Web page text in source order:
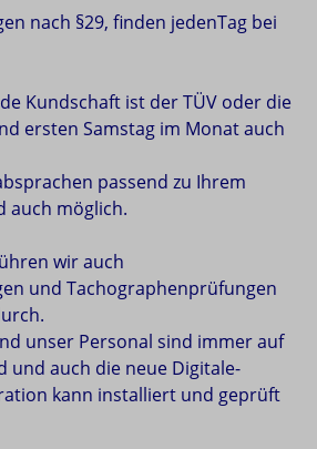
nach §29, finden jedenTag bei
Kundschaft ist der TÜV oder die
ersten Samstag im Monat auch
passend zu Ihrem
auch möglich.
wir auch
und Tachographenprüfungen
unser Personal sind immer auf
und auch die neue Digitale-
kann installiert und geprüft